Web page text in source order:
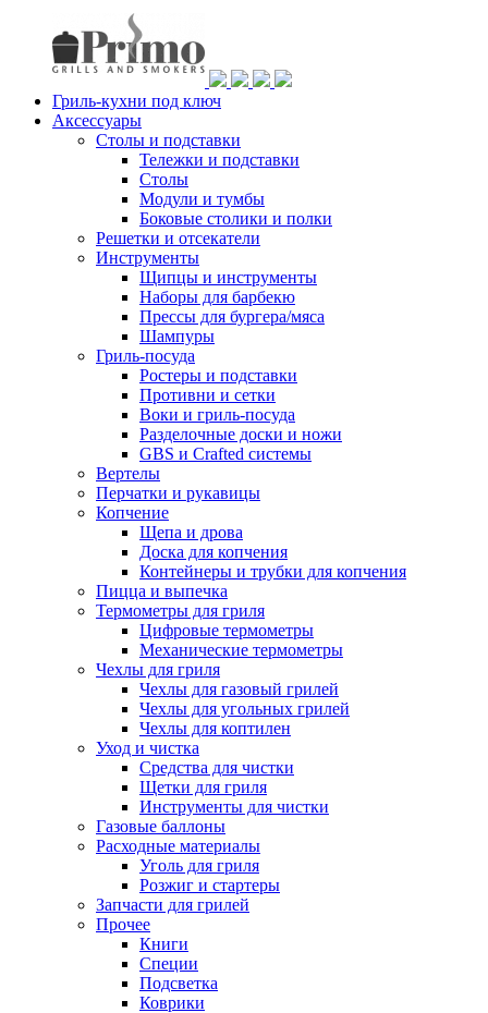
Гриль-кухни под ключ
Аксессуары
Столы и подставки
Тележки и подставки
Столы
Модули и тумбы
Боковые столики и полки
Решетки и отсекатели
Инструменты
Щипцы и инструменты
Наборы для барбекю
Прессы для бургера/мяса
Шампуры
Гриль-посуда
Ростеры и подставки
Противни и сетки
Воки и гриль-посуда
Разделочные доски и ножи
GBS и Crafted системы
Вертелы
Перчатки и рукавицы
Копчение
Щепа и дрова
Доска для копчения
Контейнеры и трубки для копчения
Пицца и выпечка
Термометры для гриля
Цифровые термометры
Механические термометры
Чехлы для гриля
Чехлы для газовый грилей
Чехлы для угольных грилей
Чехлы для коптилен
Уход и чистка
Средства для чистки
Щетки для гриля
Инструменты для чистки
Газовые баллоны
Расходные материалы
Уголь для гриля
Розжиг и стартеры
Запчасти для грилей
Прочее
Книги
Специи
Подсветка
Коврики